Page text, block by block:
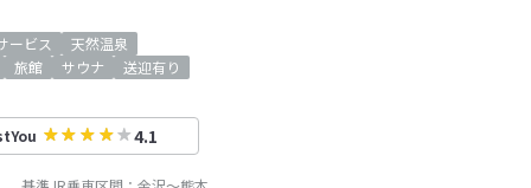
ービス
天然温泉
旅館
サウナ 送迎有り
4.1